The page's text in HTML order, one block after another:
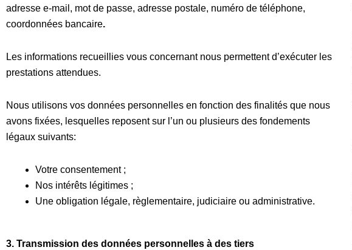
adresse e-mail, mot de passe, adresse postale, numéro de téléphone,
coordonnées bancaire.
Les informations recueillies vous concernant nous permettent d’exécuter les
prestations attendues.
Nous utilisons vos données personnelles en fonction des finalités que nous
avons fixées, lesquelles reposent sur l’un ou plusieurs des fondements
légaux suivants:
Votre consentement ;
Nos intérêts légitimes ;
Une obligation légale, règlementaire, judiciaire ou administrative.
3. Transmission des données personnelles à des tiers